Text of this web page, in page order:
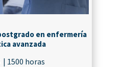
en enfermería
avanzada
| 1500 horas